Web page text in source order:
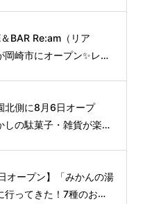
＆BAR Re:am（リア
岡崎市にオープン✨レト
北側に8月6日オープ
しの駄菓子・雑貨が楽し
オープン】「みかんの湯
行ってきた！7種のお風